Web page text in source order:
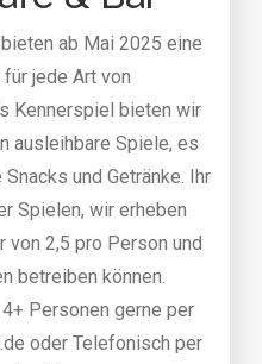
ab Mai 2025 eine
jede Art von
Kennerspiel bieten wir
ausleihbare Spiele, es
und Getränke. Ihr
Spielen, wir erheben
von 2,5 pro Person und
betreiben können.
Personen gerne per
oder Telefonisch per